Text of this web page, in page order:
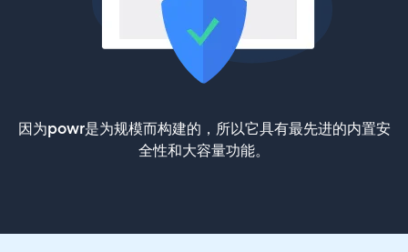
因为powr是为规模而构建的，所以它具有最先进的内置安
全性和大容量功能。